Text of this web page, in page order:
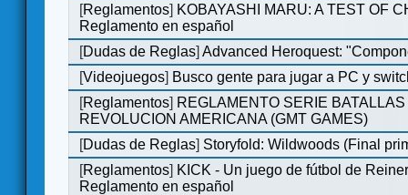
[Reglamentos] KOBAYASHI MARU: A TEST OF
Reglamento en español
[Dudas de Reglas]Advanced Heroquest:
[Videojuegos] Busco gente para jugar a PC y
[Reglamentos] REGLAMENTO SERIE
REVOLUCION AMERICANA (GMT GAMES)
[Dudas de Reglas] Storyfold: Wildwoods (Final
[Reglamentos] KICK - Un juego de fútbol de
Reglamento en español